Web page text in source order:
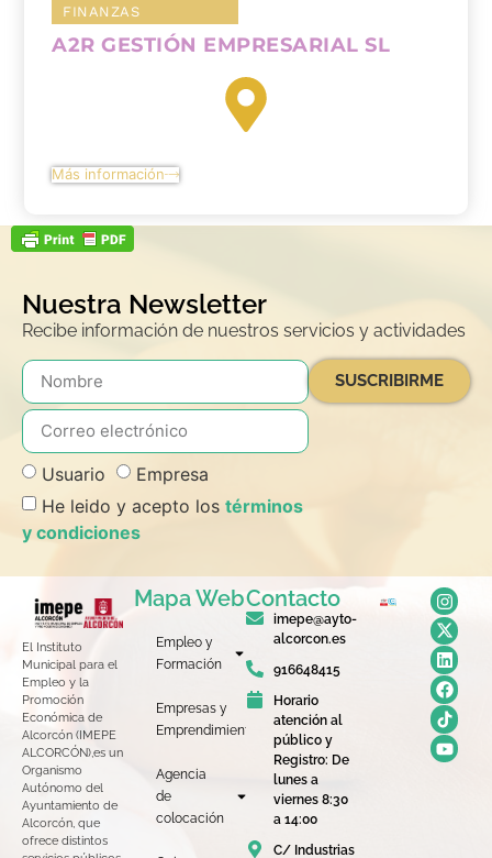
FINANZAS
A2R GESTIÓN EMPRESARIAL SL
Más información
Nuestra Newsletter
Recibe información de nuestros servicios y actividades
Usuario
Empresa
He leido y acepto los términos
y condiciones
SUSCRIBIRME
El Instituto
Municipal para el
Empleo y la
Promoción
Económica de
Alcorcón (IMEPE
ALCORCÓN),es un
Organismo
Autónomo del
Ayuntamiento de
Alcorcón, que
ofrece distintos
Mapa Web
Empleo y
Formación
Empresas y
Emprendimiento
Agencia
de
colocación
Contacto
imepe@ayto-
alcorcon.es
916648415
Horario
atención al
público y
Registro: De
lunes a
viernes 8:30
a 14:00
C/ Industrias